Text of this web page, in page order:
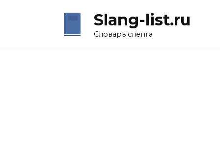
Slang-list.ru
Словарь сленга